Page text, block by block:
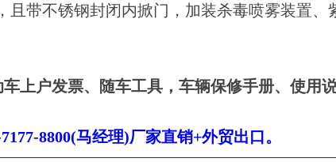
且带不锈钢封闭内掀门，加装杀毒喷雾装置、
上户发票、随车工具，车辆保修手册、使用
8800(马经理)厂家直销+外贸出口。